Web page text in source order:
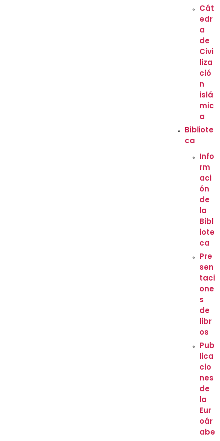
Cát
edr
a
de
Civi
liza
ció
n
islá
mic
a
Bibliote
ca
Info
rm
aci
ón
de
la
Bibl
iote
ca
Pre
sen
taci
one
s
de
libr
os
Pub
lica
cio
nes
de
la
Eur
oár
abe